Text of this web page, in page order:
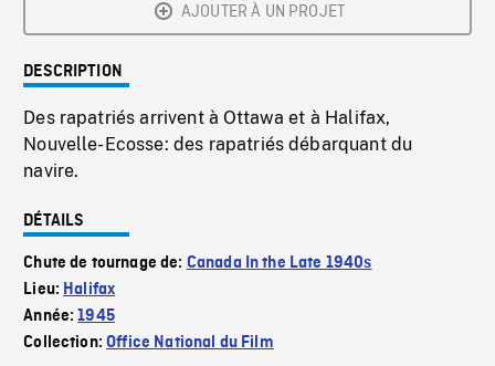
AJOUTER À UN PROJET
DESCRIPTION
Des rapatriés arrivent à Ottawa et à Halifax,
Nouvelle-Ecosse: des rapatriés débarquant du
navire.
DÉTAILS
Chute de tournage de: Canada In the Late 1940s
Lieu: Halifax
Année:1945
Collection:Office National du Film